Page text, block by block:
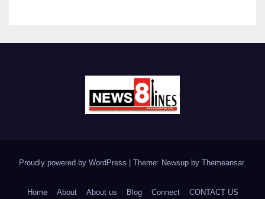
Proudly powered by WordPress Theme: Newsup by Themeansar.
Home About About us Blog Connect CONTACT US